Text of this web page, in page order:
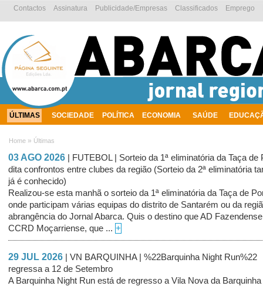
ÚLTIMAS SOCIEDADE POLÍTICA ECONOMIA SAÚDE
Emprego
Classificados
Publicidade/Empresas
Assinatura
Contactos
Home » Últimas
03 AGO 2026
| FUTEBOL | Sorteio da 1ª eliminatória da Taça de
dita confrontos entre clubes da região (Sorteio da 2ª eliminatória
já é conhecido)
Realizou-se esta manhã o sorteio da 1ª eliminatória da Taça de
onde participam várias equipas do distrito de Santarém ou da
abrangência do Jornal Abarca. Quis o destino que AD
CCRD Moçarriense, que ... +
29 JUL 2026
| VN BARQUINHA | %22Barquinha Night Run%22
regressa a 12 de Setembro
A Barquinha Night Run está de regresso a Vila Nova da Barquinha